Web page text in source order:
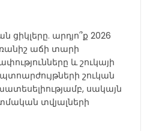
արդյո՞ք 2026
աճի տարի
և շուկայի
սակայն
տվյալների